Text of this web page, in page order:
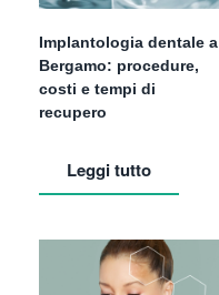
Implantologia dentale a
Bergamo: procedure,
costi e tempi di
recupero
Leggi tutto